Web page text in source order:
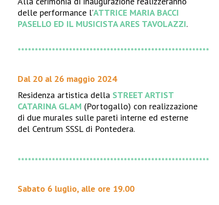
delle performance l’ATTRICE MARIA BACCI
PASELLO ED IL MUSICISTA ARES TAVOLAZZI.
********************************************************
Dal 20 al 26 maggio 2024
Residenza artistica della STREET ARTIST
CATARINA GLAM (Portogallo) con realizzazione
di due murales sulle pareti interne ed esterne
del Centrum SSSL di Pontedera.
********************************************************
Sabato 6 luglio, alle ore 19.00